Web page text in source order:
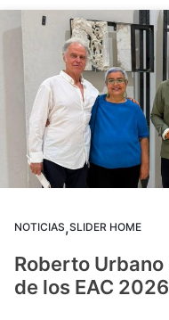
NOTICIAS,SLIDER HOME
Roberto
de los EAC